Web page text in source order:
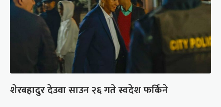
शेरबहादुर देउवा साउन २६ गते स्वदेश फर्किने